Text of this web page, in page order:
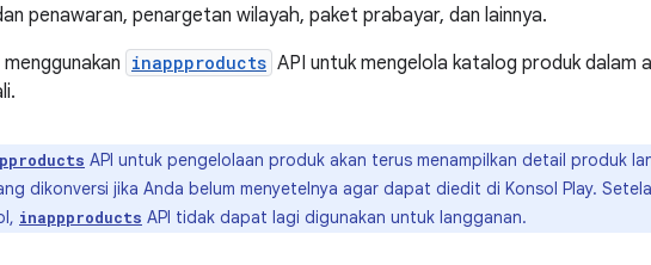
penawaran, penargetan wilayah, paket prabayar, dan lainnya.
inappproducts API untuk mengelola katalog produk dalam
API untuk pengelolaan produk akan terus menampilkan detail produk
dikonversi jika Anda belum menyetelnya agar dapat diedit di Konsol Play.
inappproducts API tidak dapat lagi digunakan untuk langganan.